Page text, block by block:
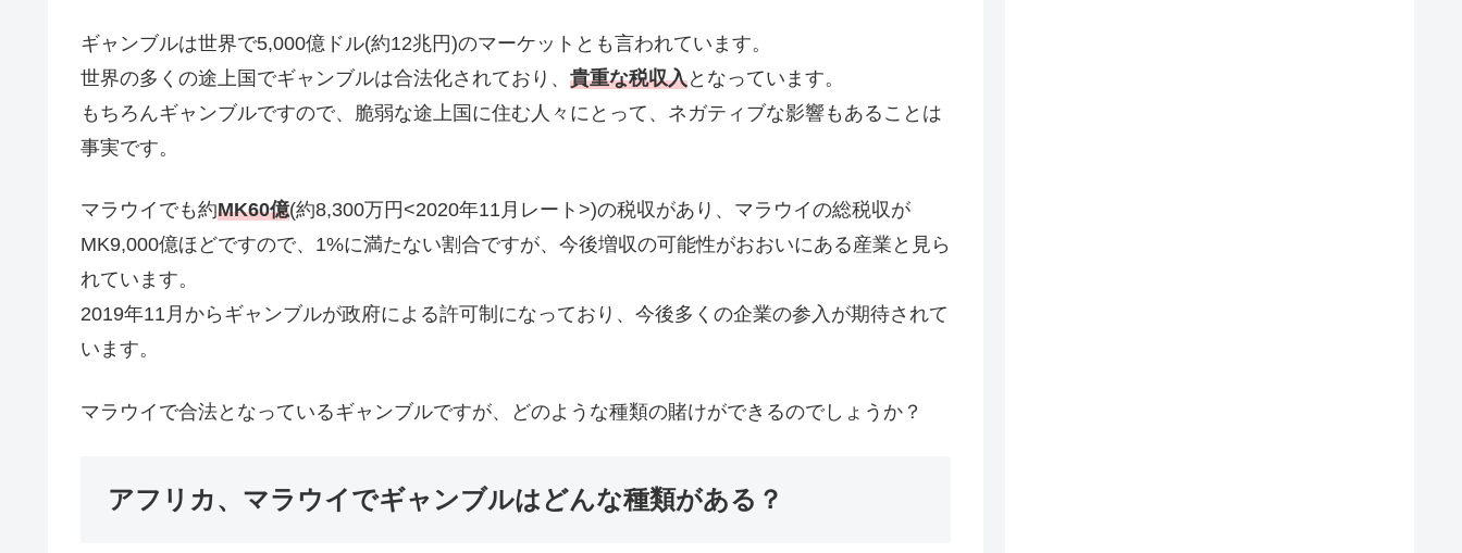
ギャンブルは世界で5,000億ドル(約12兆円)のマーケットとも言われています。
世界の多くの途上国でギャンブルは合法化されており、 貴重な税収入となっています。
もちろんギャンブルですので、脆弱な途上国に住む人々にとって、ネガティブな影響もあることは
事実です。
マラウイでも約MK60億(約8,300万円<2020年11月レート>)の税収があり、マラウイの総税収が
MK9,000億ほどですので、1%に満たない割合ですが、今後増収の可能性がおおいにある産業と見ら
れています。
2019年11月からギャンブルが政府による許可制になっており、今後多くの企業の参入が期待されて
います。
マラウイで合法となっているギャンブルですが、どのような種類の賭けができるのでしょうか？
アフリカ、マラウイでギャンブルはどんな種類がある？